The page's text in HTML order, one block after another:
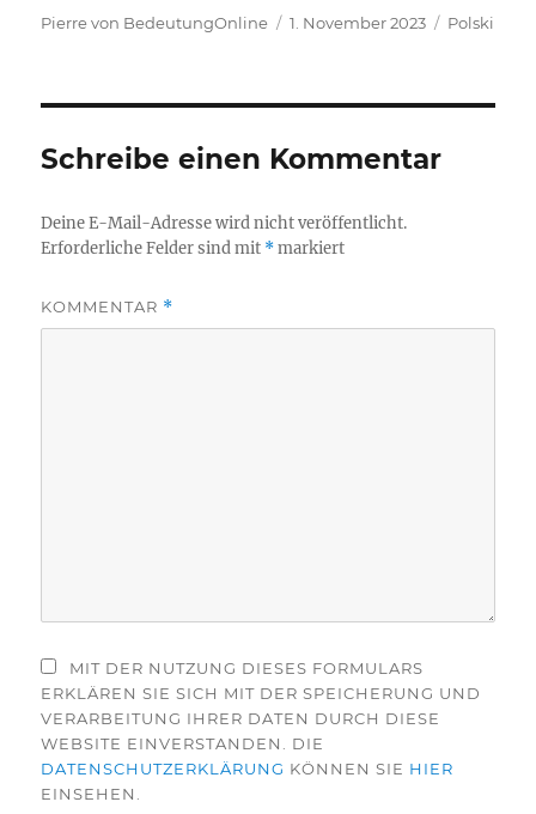
Autor
Pierre von BedeutungOnline
Veröffentlicht
1. November 2023 Kategorien
Polski
Schreibe einen Kommentar
Deine E-Mail-Adresse wird nicht veröffentlicht.
Erforderliche Felder sind mit *markiert
KOMMENTAR *
MIT DER NUTZUNG DIESES FORMULARS
ERKLÄREN SIE SICH MIT DER SPEICHERUNG UND
VERARBEITUNG IHRER DATEN DURCH DIESE
WEBSITE EINVERSTANDEN. DIE
DATENSCHUTZERKLÄRUNG KÖNNEN SIE HIER
EINSEHEN.